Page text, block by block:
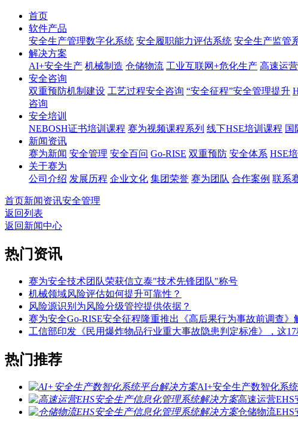
首页
软件产品
安全生产管理数字化系统 安全履职能力评估系统 安全生产监管
解决方案
AI+安全生产 机械制造 仓储物流 工业互联网+危化生产 高速运营
安全咨询
双重预防机制建设 工艺过程安全咨询 “安全征程”安全管理提升
咨询
安全培训
NEBOSH证书培训课程 赛为视频课程系列 线下HSE培训课程 国
新闻资讯
赛为新闻 安全管理 安全百问 Go-RISE 双重预防 安全体系 HSE培
关于赛为
公司介绍 发展历程 企业文化 集团荣誉 赛为团队 合作案例 联系
首页新闻资讯安全管理
返回列表
返回新闻中心
热门资讯
赛为安全技术团队荣获信立泰"技术先锋团队"称号
机械领域风险评估如何提升可靠性？
风险源识别为风险分级管控提供依据？
赛为安全Go-RISE安全征程隆重推出《高后果行为事故前调查》
工信部印发《民用爆炸物品行业重大事故隐患判定标准》，这
热门推荐
AI+安全生产数智化系
高速运营EHS
仓储物流EHS